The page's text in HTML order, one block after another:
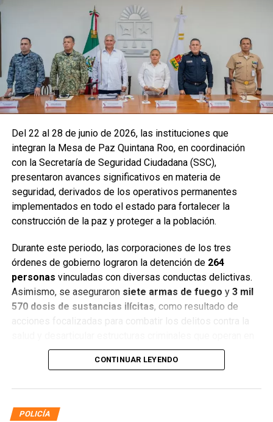
Del 22 al 28 de junio de 2026, las instituciones que
integran la Mesa de Paz Quintana Roo, en coordinación
con la Secretaría de Seguridad Ciudadana (SSC),
presentaron avances significativos en materia de
seguridad, derivados de los operativos permanentes
implementados en todo el estado para fortalecer la
construcción de la paz y proteger a la población.
Durante este periodo, las corporaciones de los tres
órdenes de gobierno lograron la detención de 264
personas vinculadas con diversas conductas delictivas.
Asimismo, se aseguraron siete armas de fuego y 3 mil
570 dosis de sustancias ilícitas, como resultado de
acciones focalizadas para combatir los delitos contra la
distintos municipios.
CONTINUAR LEYENDO
POLICÍA